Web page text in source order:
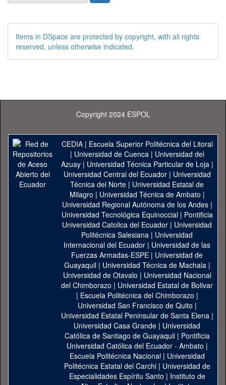
Items in DSpace are protected by copyright, with all rights
reserved, unless otherwise indicated.
Copyright 2024 ESPOL
CEDIA| Escuela Superior Politécnica del Litoral
| Universidad de Cuenca| Universidad del
Azuay| Universidad Técnica Particular de Loja|
Universidad Central del Ecuador| Universidad
Técnica del Norte | Universidad Estatal de
Milagro | Universidad Técnica de Ambato |
Universidad Regional Autónoma de los Andes|
Universidad Tecnológica Equinoccial| Pontificia
Universidad Catolica del Ecuador | Universidad
Politécnica Salesiana | Universidad
Internacional del Ecuador | Universidad de las
Fuerzas Armadas-ESPE | Universidad de
Guayaquil| Universidad Técnica de Machala|
Universidad de Otavalo | Universidad Nacional
del Chimborazo | Universidad Estatal de Bolivar
| Escuela Politécnica del Chimborazo |
Universidad San Francisco de Quito |
Universidad Estatal Peninsular de Santa Elena|
Universidad Casa Grande | Universidad
Católica de Santiago de Guayaquil| Pontificia
Universidad Católica del Ecuador - Ambato |
Escuela Politécnica Nacional| Universidad
Politécnica Estatal del Carchi| Universidad de
Especialidades Espíritu Santo | Instituto de